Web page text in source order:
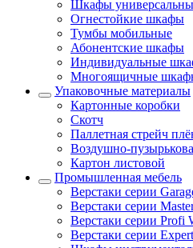
Шкафы
Огнестойкие шкафы
Тумбы мобильные
Абонентские шкафы
Индивидуальные
Многоящичные
Упаковочные материалы
Картонные коробки
Скотч
Паллетная стрейч
Воздушно-
Картон листовой
Промышленная мебель
Верстаки серии
Верстаки серии
Верстаки серии Profi
Верстаки серии